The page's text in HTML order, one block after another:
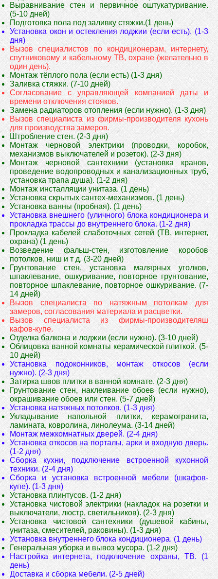
Выравнивание стен и первичное оштукатуривание.
(5-10 дней)
Подготовка пола под заливку стяжки.(1 день)
Установка окон и остекления лоджии (если есть). (1-3
дня)
Вызов специалистов по кондиционерам, интернету,
спутниковому и кабельному ТВ, охране (желательно в
один день).
Монтаж тёплого пола (если есть) (1-3 дня)
Заливка стяжки. (7-10 дней)
Согласование с управляющей компанией даты и
времени отключения стояков.
Замена радиаторов отопления (если нужно). (1-3 дня)
Вызов специалиста из фирмы-производителя кухонь
для производства замеров.
Штробление стен. (2-3 дня)
Монтаж черновой электрики (проводки, коробок,
механизмов выключателей и розеток). (2-3 дня)
Монтаж черновой сантехники (установка кранов,
проведение водопроводных и канализационных труб,
установка трапа душа). (1-2 дня)
Монтаж инсталляции унитаза. (1 день)
Установка скрытых сантех-механизмов. (1 день)
Установка ванны (пробная). (1 день)
Установка внешнего (уличного) блока кондиционера и
прокладка трассы до внутреннего блока. (1-2 дня)
Прокладка кабелей слаботочных сетей (ТВ, интернет,
охрана) (1 день)
Возведение фальш-стен, изготовление коробов
потолков, ниш и т д. (3-20 дней)
Грунтование стен, установка малярных уголков,
шпаклевание, ошкуривание, повторное грунтование,
повторное шпаклевание, повторное ошкуривание. (7-
14 дней)
Вызов специалиста по натяжным потолкам для
замеров, согласования материала и расцветки.
Вызов специалиста из фирмы-производителяш
кафов-купе.
Отделка балкона и лоджии (если нужно). (3-10 дней)
Облицовка ванной комнаты керамической плиткой. (5-
10 дней)
Установка подоконников, монтаж откосов (если
нужно). (2-3 дня)
Затирка швов плитки в ванной комнате. (2-3 дня)
Грунтование стен, наклеивание обоев (если нужно),
окрашивание обоев или стен. (5-7 дней)
Установка натяжных потолков. (1-3 дня)
Укладывание напольной плитки, керамогранита,
ламината, ковролина, линолеума. (3-14 дней)
Монтаж межкомнатных дверей. (2-4 дня)
Установка откосов на порталы, арки и входную дверь.
(1-2 дня)
Сборка кухни, подключение встроенной кухонной
техники. (2-4 дня)
Сборка и установка встроенной мебели (шкафов-
купе). (1-3 дня)
Установка плинтусов. (1-2 дня)
Установка чистовой электрики (накладок на розетки и
выключатели, люстр, светильников). (2-3 дня)
Установка чистовой сантехники (душевой кабины,
унитаза, смесителей, раковины). (1-3 дня)
Установка внутреннего блока кондиционера. (1 день)
Генеральная уборка и вывоз мусора. (1-2 дня)
Настройка интернета, подключение охраны, ТВ. (1
день)
Доставка и сборка мебели. (2-5 дней)